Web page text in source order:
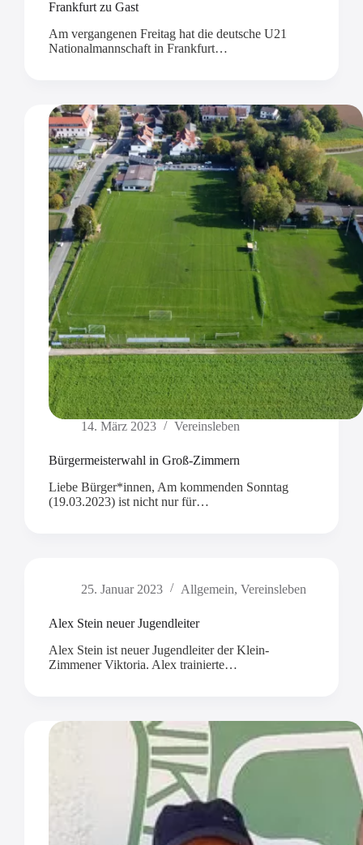
Frankfurt zu Gast
Am vergangenen Freitag hat die deutsche U21
Nationalmannschaft in Frankfurt…
14. März 2023 Vereinsleben
Bürgermeisterwahl in Groß-Zimmern
Liebe Bürger*innen, Am kommenden Sonntag
(19.03.2023) ist nicht nur für…
25. Januar 2023 Allgemein, Vereinsleben
Alex Stein neuer Jugendleiter
Alex Stein ist neuer Jugendleiter der Klein-
Zimmener Viktoria. Alex trainierte…